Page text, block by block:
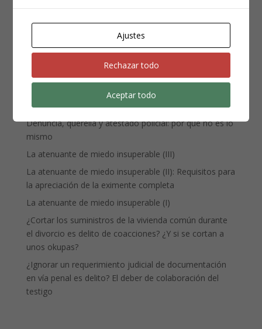
Penitenciario
Denuncia, querella y atestado policial: por qué no es lo
mismo
La atenuante de miedo insuperable (III)
La atenuante de miedo insuperable (II): Requisitos para
la apreciación de la eximente completa
La atenuante de miedo insuperable (I)
¿Cortar los suministros de la vivienda común durante
el divorcio es delito de coacciones? ¿Y si se cortan a
unos okupas?
¿Ignorar un requerimiento judicial de documentación
en vía penal es delito? El deber de colaboración del
testigo
Ajustes
Rechazar todo
Aceptar todo